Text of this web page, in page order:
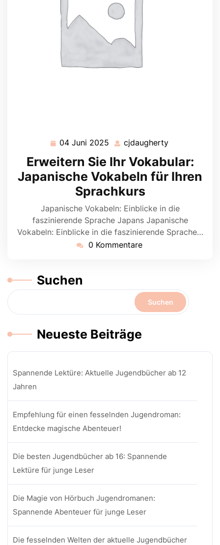
04 Juni 2025 04
Juni
2025
cjdaugherty
Erweitern Sie Ihr Vokabular:
Japanische Vokabeln für Ihren
Sprachkurs
Japanische Vokabeln: Einblicke in die
faszinierende Sprache Japans Japanische
Vokabeln: Einblicke in die faszinierende Sprache…
0 Kommentare
Suchen
Suchen
Neueste Beiträge
Spannende Lektüre: Aktuelle Jugendbücher ab 12
Jahren
Empfehlung für einen fesselnden Jugendroman:
Entdecke magische Abenteuer!
Die besten Jugendbücher ab 16: Spannende
Lektüre für junge Leser
Die Magie von Hörbuch Jugendromanen:
Spannende Abenteuer für junge Leser
Die fesselnden Welten der aktuelle Jugendbücher